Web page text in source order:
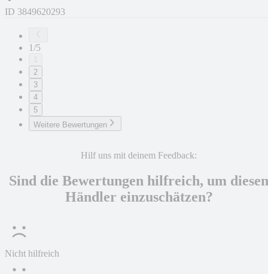
ID 3849620293
1/5
2
3
4
5
Weitere Bewertungen
Hilf uns mit deinem Feedback:
Sind die Bewertungen hilfreich, um diesen
Händler einzuschätzen?
Nicht hilfreich